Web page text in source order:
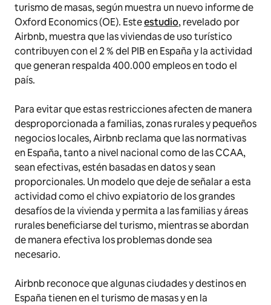
turismo de masas, según muestra un nuevo informe de
Oxford Economics (OE). Esteestudio, revelado por
Airbnb, muestra que las viviendas de uso turístico
contribuyen con el 2 % del PIB en España y la actividad
que generan respalda 400.000 empleos en todo el
país.
Para evitar que estas restricciones afecten de manera
desproporcionada a familias, zonas rurales y pequeños
negocios locales, Airbnb reclama que las normativas
en España, tanto a nivel nacional como de las CCAA,
sean efectivas, estén basadas en datos y sean
proporcionales. Un modelo que deje de señalar a esta
actividad como el chivo expiatorio de los grandes
desafíos de la vivienda y permita a las familias y áreas
rurales beneficiarse del turismo, mientras se abordan
de manera efectiva los problemas donde sea
necesario.
Airbnb reconoce que algunas ciudades y destinos en
España tienen en el turismo de masas y en la